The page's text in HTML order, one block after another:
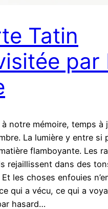
Tatin
par
à notre mémoire, temps à
La lumière y entre si
flamboyante. Les
rejaillissent dans des
les choses enfouies
qui a vécu, ce qui a
hasard…